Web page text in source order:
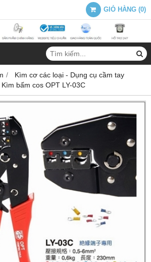
GIỎ HÀNG (0)
Kìm cơ các loại - Dụng cụ cầm tay
Kìm bấm cos OPT LY-03C